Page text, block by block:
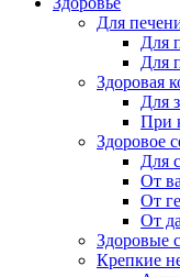
Для
Для
Для
Здоровая
Для
При
Здоровое
Для
От
От
От
Здоровые
Крепкие